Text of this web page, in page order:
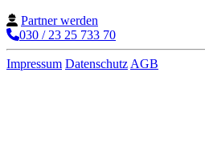
Partner werden
030 / 23 25 733 70
Impressum Datenschutz AGB